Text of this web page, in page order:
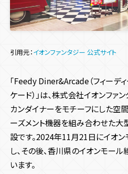
引用元：イオンファンタジー 公式サイト
「Feedy Diner&Arcade（フィーディ
ケード）」は、株式会社イオンファ
カンダイナーをモチーフにした空
ーズメント機器を組み合わせた大
設です。2024年11月21日にイオ
し、その後、香川県のイオンモー
います。